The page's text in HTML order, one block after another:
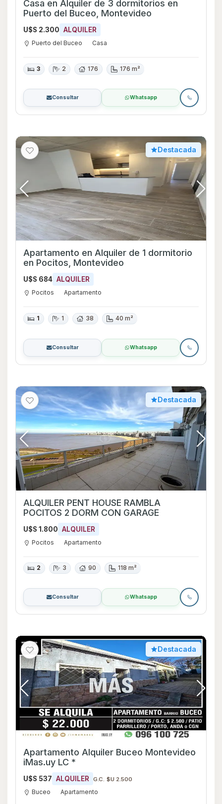
Casa en Alquiler de 3 dormitorios en
Puerto del Buceo, Montevideo
U$S 2.300 ALQUILER
Puerto del Buceo Casa
3 2 176 176 m²
Consultar Whatsapp
Destacada
Apartamento en Alquiler de 1 dormitorio
en Pocitos, Montevideo
U$S 684 ALQUILER
Pocitos Apartamento
1 1 38 40 m²
Consultar Whatsapp
Destacada
ALQUILER PENT HOUSE RAMBLA
POCITOS 2 DORM CON GARAGE
U$S 1.800 ALQUILER
Pocitos Apartamento
2 3 90 118 m²
Consultar Whatsapp
Destacada
Apartamento Alquiler Buceo Montevideo
iMas.uy LC *
U$S 537 ALQUILER G.C. $U 2.500
Buceo Apartamento